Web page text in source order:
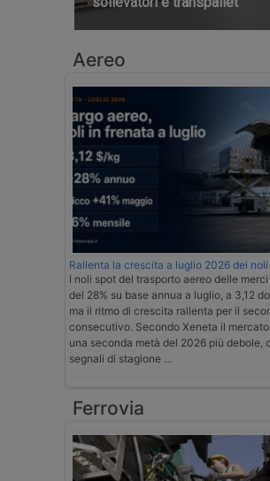
Aereo
Rallenta la crescita a luglio 2026 dei noli
I noli spot del trasporto aereo delle
del 28% su base annua a luglio, a 3,12
ma il ritmo di crescita rallenta per il
consecutivo. Secondo Xeneta il
una seconda metà del 2026 più debole,
segnali di stagione …
Ferrovia